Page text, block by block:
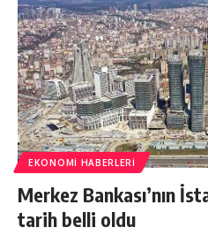
EKONOMI HABERLERI
Merkez Bankası’nın
tarih belli oldu